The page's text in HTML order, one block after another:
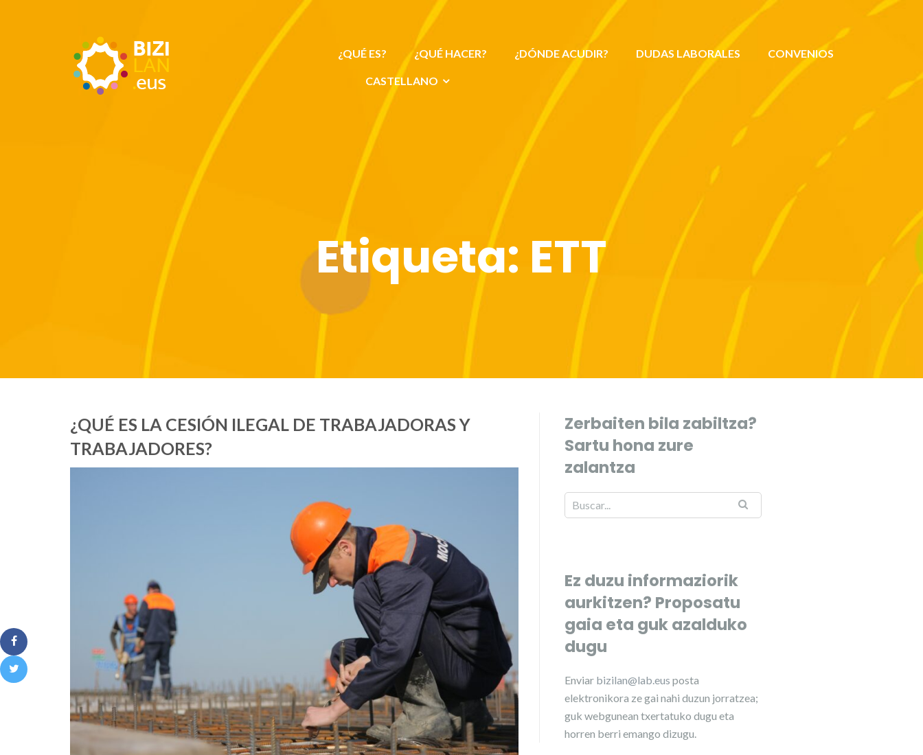
¿QUÉ ES? ¿QUÉ HACER? ¿DÓNDE ACUDIR? DUDAS LABORALES CONVENIOS
CASTELLANO
Etiqueta: ETT
¿QUÉ ES LA CESIÓN ILEGAL DE TRABAJADORAS Y
TRABAJADORES?
Zerbaiten bila zabiltza?
Sartu hona zure
zalantza
Ez duzu informaziorik
aurkitzen? Proposatu
gaia eta guk azalduko
dugu
Enviar bizilan@lab.eus posta
elektronikora ze gai nahi duzun jorratzea;
guk webgunean txertatuko dugu eta
horren berri emango dizugu.